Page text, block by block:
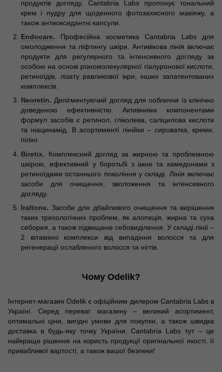
продуктів догляду, Cantabria Labs пропонує тональний
крем і пудру для щоденного фотозахисного макіяжу, а
також антиоксидантні капсули.
Endocare. Професійна косметика Cantabria Labs для
омолодження та ліфтингу шкіри. Антивікова лінія включає
продукти для регулярного та інтенсивного догляду за
особою на основі різномолекулярної гіалуронової кислоти,
ретиноїдів, лізату равликової ікри, інших запатентованих
комплексів.
Neoretin. Депігментуючий догляд для ообличчя із клінічно
доведеною ефективністю. Активними компонентами
формул засобів є ретинол, гліколева, саліцилова кислоти
та ніацинамід. В асортименті лінійки – сироватка, креми,
пілінг.
Biretix. Комплексний догляд за жирною та проблемною
шкірою, ефективний у боротьбі з акне та камедонами з
ретиноїдами останнього покоління у складі. Лінія включає
засоби для очищення, зволоження та інтенсивного
догляду.
Iraltone. Засоби для дбайливого очищення та вирішення
таких трихологічних проблем, як алопеція, жирна та суха
себорея, а також підвищене себовиділення. У складі лінії –
2 вітамінні комплекси від випадіння волосся та для
регенерації ослабленого волосся та нігтів.
Чому Odelik?
Інтернет-магазин Odelik є офіційним дилером Cantabria Labs в
Україні. Серед переваг магазину – великий асортимент,
оптимальні ціни, вигідні умови для покупки, а також швидка
доставка в будь-яку точку України. Cantabria Labs тут – це
найкраще рішення на користь продукції оригінальної якості, її
привабливої ​​вартості, а також вашої безпеки!